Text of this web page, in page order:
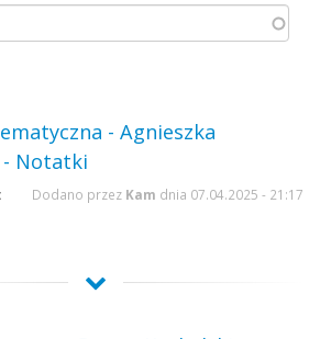
- Agnieszka
- Notatki
Dodano przez Kam dnia 07.04.2025 - 21:17